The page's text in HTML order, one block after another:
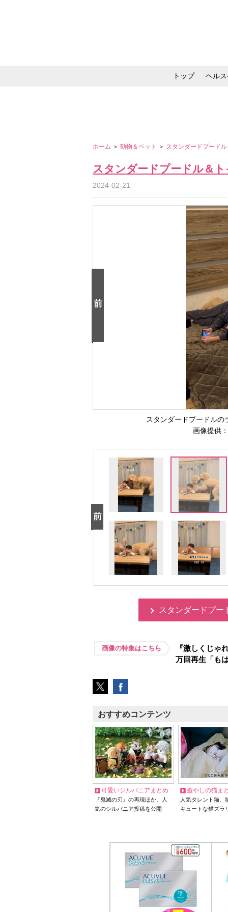
トップ ヘル
ホーム ＞ 動物＆ペット ＞ スタンダードプード
スタンダードプードル＆
2024-02-21
スタンダードプードル
画像提供
スタンダードプー
画像の特集はこちら
『激しくじゃ
万回再生「も
おすすめコンテンツ
可愛いシルバニアまとめ
『鬼滅の刃』の再現ほか、人
気のシルバニア投稿を公開
癒やしの猫ま
人気タレント猫
キュートな猫ズラ